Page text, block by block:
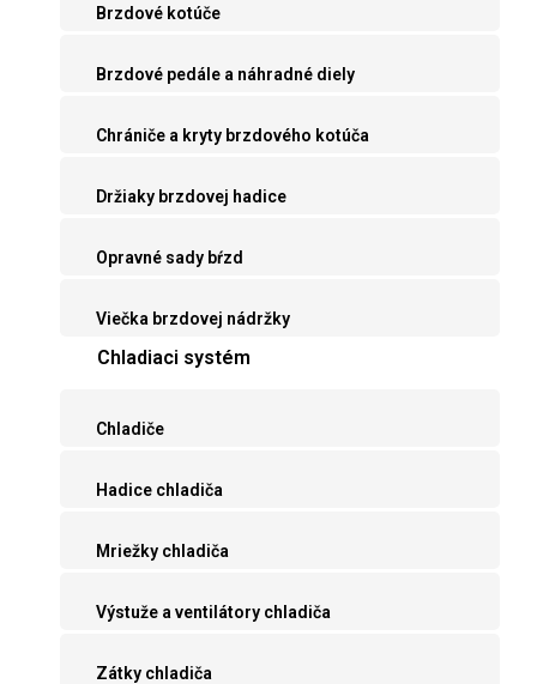
Brzdové kotúče
Brzdové pedále a náhradné diely
Chrániče a kryty brzdového kotúča
Držiaky brzdovej hadice
Opravné sady bŕzd
Viečka brzdovej nádržky
Chladiaci systém
Chladiče
Hadice chladiča
Mriežky chladiča
Výstuže a ventilátory chladiča
Zátky chladiča